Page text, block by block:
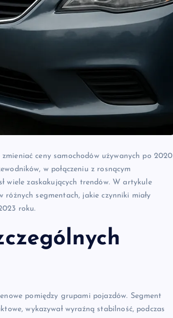
ceny samochodów używanych po 2020
w połączeniu z rosnącym
wiele zaskakujących trendów. W artykule
różnych segmentach, jakie czynniki miały
roku.
pomiędzy grupami pojazdów. Segment
wykazywał wyraźną stabilność, podczas